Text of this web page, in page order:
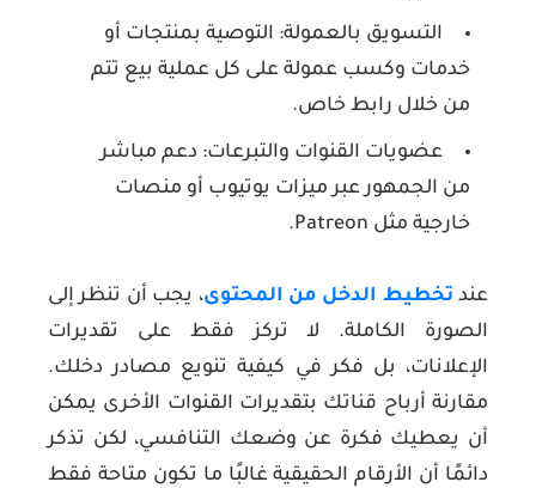
التسويق بالعمولة: التوصية بمنتجات أو
خدمات وكسب عمولة على كل عملية بيع تتم
من خلال رابط خاص.
عضويات القنوات والتبرعات: دعم مباشر
من الجمهور عبر ميزات يوتيوب أو منصات
خارجية مثل Patreon.
عند تخطيط الدخل من المحتوى، يجب أن تنظر إلى
الصورة الكاملة. لا تركز فقط على تقديرات
الإعلانات، بل فكر في كيفية تنويع مصادر دخلك.
مقارنة أرباح قناتك بتقديرات القنوات الأخرى يمكن
أن يعطيك فكرة عن وضعك التنافسي، لكن تذكر
دائمًا أن الأرقام الحقيقية غالبًا ما تكون متاحة فقط